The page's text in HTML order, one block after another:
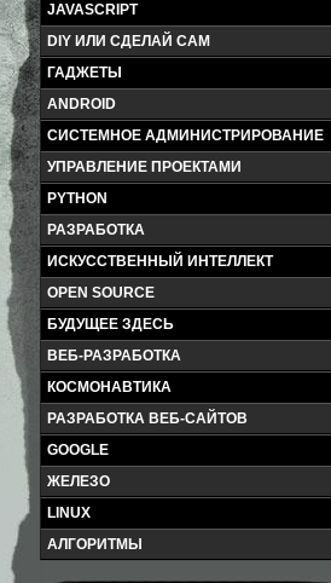
JAVASCRIPT
DIY ИЛИ СДЕЛАЙ САМ
ГАДЖЕТЫ
ANDROID
СИСТЕМНОЕ АДМИНИСТРИРОВАНИЕ
УПРАВЛЕНИЕ ПРОЕКТАМИ
PYTHON
РАЗРАБОТКА
ИСКУССТВЕННЫЙ ИНТЕЛЛЕКТ
OPEN SOURCE
БУДУЩЕЕ ЗДЕСЬ
ВЕБ-РАЗРАБОТКА
КОСМОНАВТИКА
РАЗРАБОТКА ВЕБ-САЙТОВ
GOOGLE
ЖЕЛЕЗО
LINUX
АЛГОРИТМЫ